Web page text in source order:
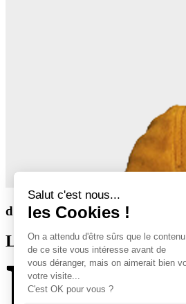
derniers articles
Les derniers articles